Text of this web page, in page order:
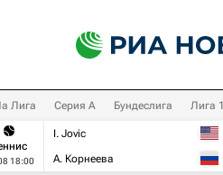
Лига Серия А Бундеслига Лига 1
18:00
I. Jovic
А. Корнеева